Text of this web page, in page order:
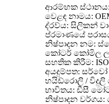
ආරම්භක
වෙළඳ නාමය:
ද්රව්ය: සිලිකන්
ප්රමාණයේ
නිෂ්පාදන නම:
කෝටර් කෝමිල
සහතික කිරීම:
අයදුම්පත: සර්වෝ
හයිඩ්රොලි / විදුලි
භාවිතය: ඩීසී
නිෂ්පාදන